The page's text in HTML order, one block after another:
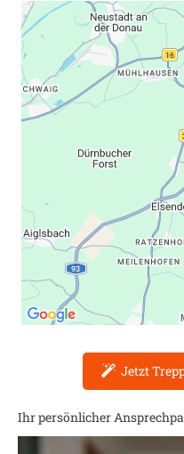
Jetzt
Ihr persönlicher